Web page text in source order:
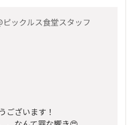
ックルス食堂スタッフ
ございます！